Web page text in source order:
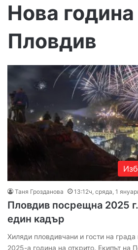
Нова година
Пловдив
Таня Грозданова 13:12ч, сряда, 1
Пловдив посрещна 2025
един кадър
Хиляди пловдивчани и гости на
2025-а година на открито. Екипът на